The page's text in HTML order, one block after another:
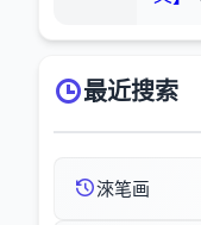
最近搜索
淶笔画